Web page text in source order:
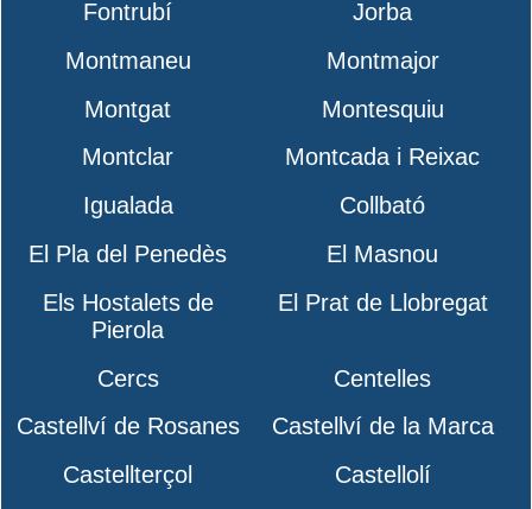
Fontrubí
Jorba
Montmaneu
Montmajor
Montgat
Montesquiu
Montclar
Montcada i Reixac
Igualada
Collbató
El Pla del Penedès
El Masnou
Els Hostalets de
Pierola
El Prat de Llobregat
Cercs
Centelles
Castellví de Rosanes
Castellví de la Marca
Castellterçol
Castellolí